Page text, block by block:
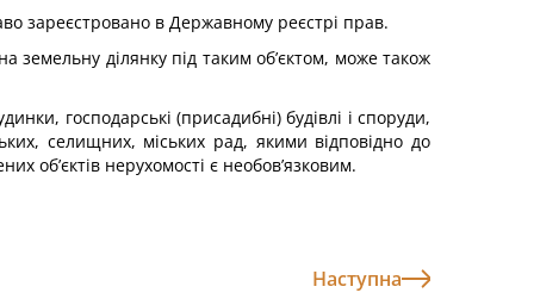
зареєстровано в Державному реєстрі прав.
земельну ділянку під таким об’єктом, може також
господарські (присадибні) будівлі і споруди,
селищних, міських рад, якими відповідно до
об’єктів нерухомості є необов’язковим.
Наступна